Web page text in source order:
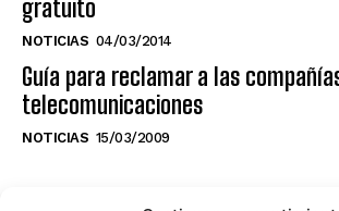
gratuito
NOTICIAS 04/03/2014
Guía para reclamar a las
telecomunicaciones
NOTICIAS 15/03/2009
NO TE PIERDAS LO ÚLTIMO DEL CANAL